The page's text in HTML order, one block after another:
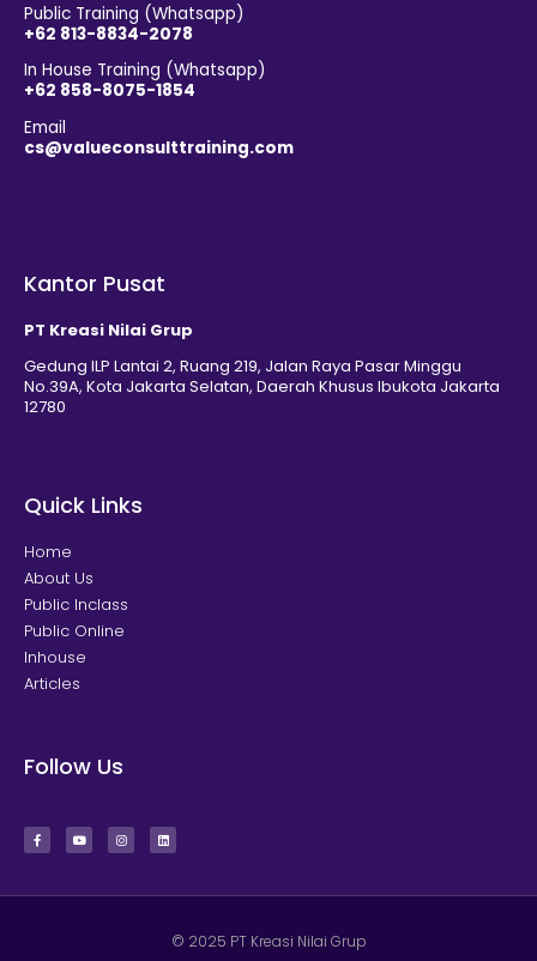
Public Training (Whatsapp)
+62 813-8834-2078
In House Training (Whatsapp)
+62 858-8075-1854
Email
cs@valueconsulttraining.com
Kantor Pusat
PT Kreasi Nilai Grup
Gedung ILP Lantai 2, Ruang 219, Jalan Raya Pasar Minggu
No.39A, Kota Jakarta Selatan, Daerah Khusus Ibukota Jakarta
12780
Quick Links
Home
About Us
Public Inclass
Public Online
Inhouse
Articles
Follow Us
© 2025 PT Kreasi Nilai Grup